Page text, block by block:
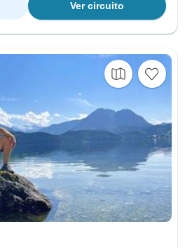
Ver circuito